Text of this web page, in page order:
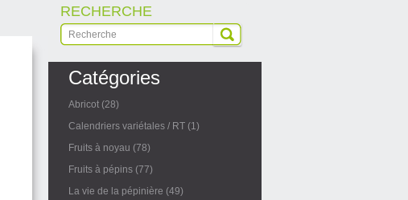
RECHERCHE
Catégories
Abricot (28)
Calendriers variétales / RT (1)
Fruits à noyau (78)
Fruits à pépins (77)
La vie de la pépinière (49)